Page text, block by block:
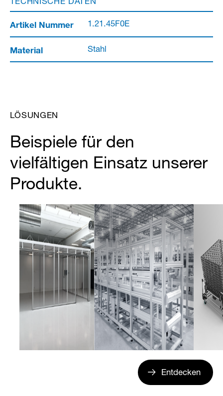
TECHNISCHE DATEN
Artikel Nummer 1.21.45F0E
Material Stahl
LÖSUNGEN
Beispiele für den
vielfältigen Einsatz unserer
Produkte.
Entdecken